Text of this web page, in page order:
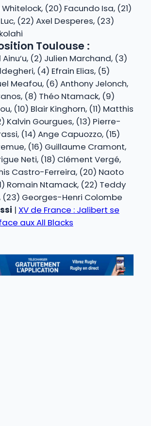
Whitelock, (20) Facundo Isa, (21)
(22) Axel Desperes, (23)
Toulouse :
Ainu’u, (2) Julien Marchand, (3)
(4) Efrain Elias, (5)
Meafou, (6) Anthony Jelonch,
(8) Théo Ntamack, (9)
(10) Blair Kinghorn, (11) Matthis
Kalvin Gourgues, (13) Pierre-
(14) Ange Capuozzo, (15)
(16) Guillaume Cramont,
Neti, (18) Clément Vergé,
Castro-Ferreira, (20) Naoto
Romain Ntamack, (22) Teddy
(23) Georges-Henri Colombe
| XV de France : Jalibert se
aux All Blacks